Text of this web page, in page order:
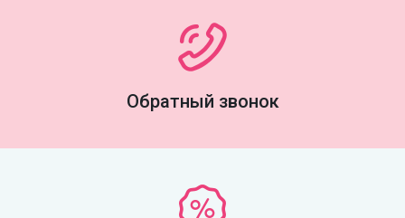
Обратный звонок